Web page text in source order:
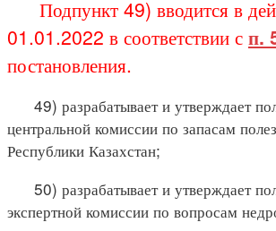
Подпункт 49) вводится в
01.01.2022 в соответствии с п.
постановления.
49) разрабатывает и утверждает
центральной комиссии по запасам
Республики Казахстан;
50) разрабатывает и утверждает
экспертной комиссии по вопросам